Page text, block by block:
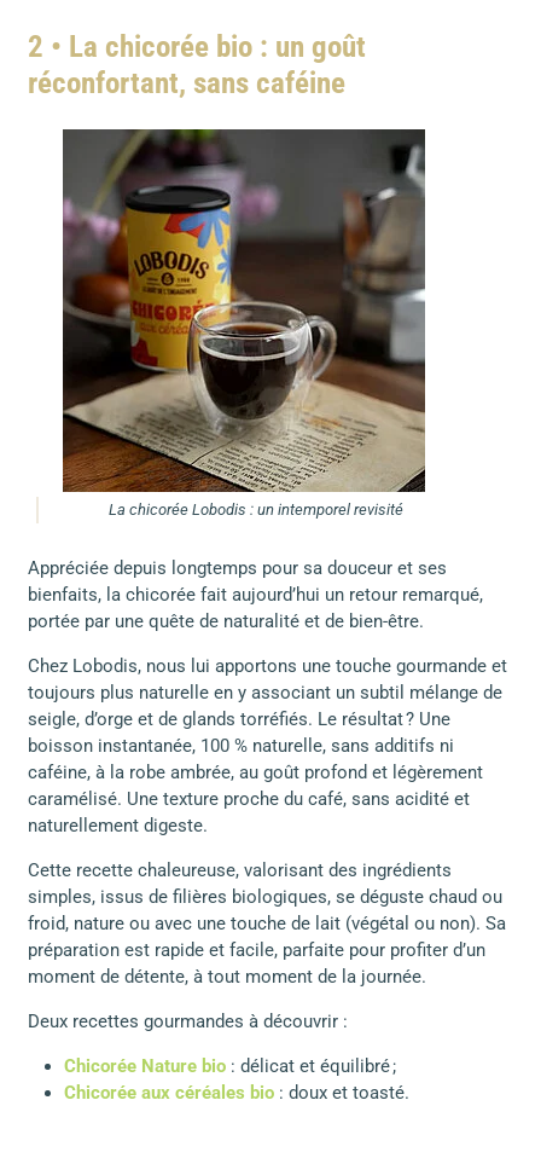
2 • La chicorée bio : un goût
réconfortant, sans caféine
La chicorée Lobodis : un intemporel revisité
Appréciée depuis longtemps pour sa douceur et ses
bienfaits, la chicorée fait aujourd’hui un retour remarqué,
portée par une quête de naturalité et de bien-être.
Chez Lobodis, nous lui apportons une touche gourmande et
toujours plus naturelle en y associant un subtil mélange de
seigle, d’orge et de glands torréfiés. Le résultat ? Une
boisson instantanée, 100 % naturelle, sans additifs ni
caféine, à la robe ambrée, au goût profond et légèrement
caramélisé. Une texture proche du café, sans acidité et
naturellement digeste.
Cette recette chaleureuse, valorisant des ingrédients
simples, issus de filières biologiques, se déguste chaud ou
froid, nature ou avec une touche de lait (végétal ou non). Sa
préparation est rapide et facile, parfaite pour profiter d’un
moment de détente, à tout moment de la journée.
Deux recettes gourmandes à découvrir :
Chicorée Nature bio: délicat et équilibré ;
Chicorée aux céréales bio: doux et toasté.